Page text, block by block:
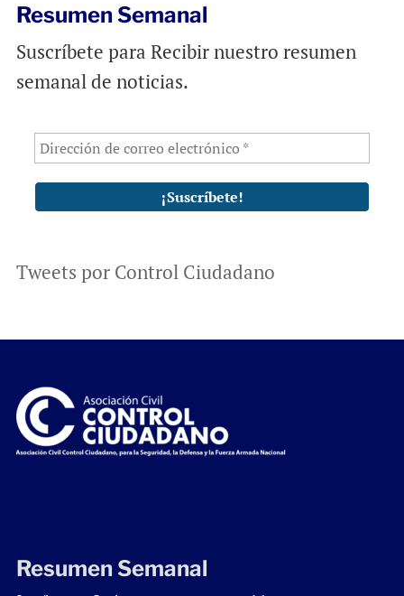
Resumen Semanal
Suscríbete para Recibir nuestro resumen
semanal de noticias.
Tweets por Control Ciudadano
Resumen Semanal